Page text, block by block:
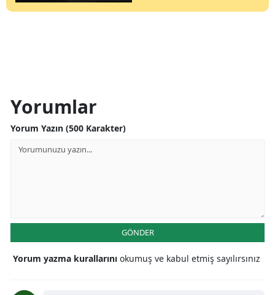
Yorumlar
Yorum Yazın (500 Karakter)
GÖNDER
Yorum yazma kurallarını okumuş ve kabul etmiş sayılırsınız